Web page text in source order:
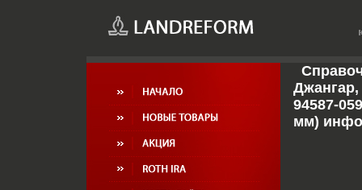
Джангар,
94587-
мм) инфо